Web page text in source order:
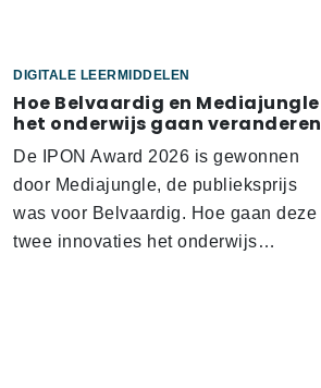
DIGITALE LEERMIDDELEN
Hoe Belvaardig en Mediajungle
het onderwijs gaan veranderen
De IPON Award 2026 is gewonnen
door Mediajungle, de publieksprijs
was voor Belvaardig. Hoe gaan deze
twee innovaties het onderwijs…